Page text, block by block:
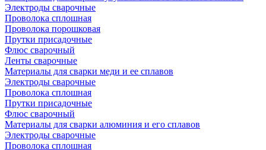
Электроды сварочные
Проволока сплошная
Проволока порошковая
Прутки присадочные
Флюс сварочный
Ленты сварочные
Материалы для сварки меди и ее сплавов
Электроды сварочные
Проволока сплошная
Прутки присадочные
Флюс сварочный
Материалы для сварки алюминия и его сплавов
Электроды сварочные
Проволока сплошная